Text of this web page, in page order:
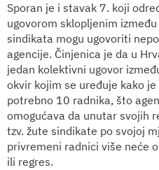
Sporan je i stavak 7. koji
ugovorom sklopljenim
sindikata mogu ugovoriti
agencije. Činjenica je da u
jedan kolektivni ugovor
okvir kojim se uređuje kako
potrebno 10 radnika, što
omogućava da unutar svojih
tzv. žute sindikate po svojoj
privremeni radnici više neće
ili regres.